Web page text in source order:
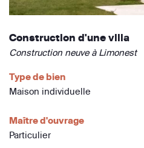
Construction d'une villa
Construction neuve à Limonest
Type de bien
Maison individuelle
Maître d'ouvrage
Particulier